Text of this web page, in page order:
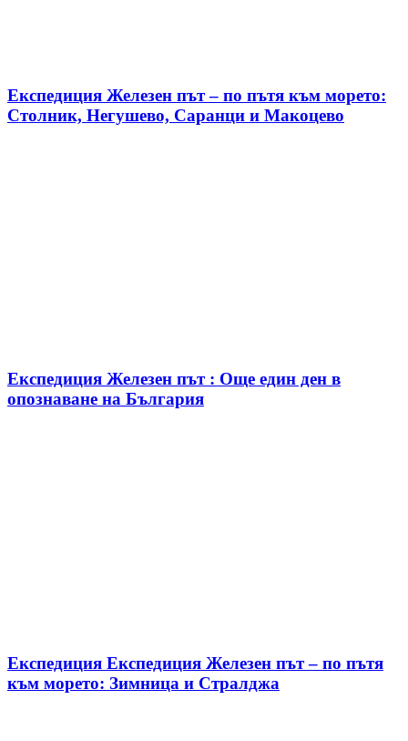
Експедиция Железен път – по пътя към морето:
Столник, Негушево, Саранци и Макоцево
Експедиция Железен път : Още един ден в
опознаване на България
Експедиция Експедиция Железен път – по пътя
към морето: Зимница и Стралджа